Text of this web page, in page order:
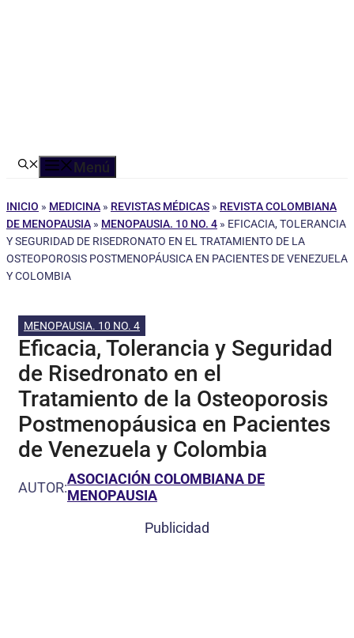
Menú
INICIO » MEDICINA » REVISTAS MÉDICAS » REVISTA COLOMBIANA
DE MENOPAUSIA » MENOPAUSIA. 10 NO. 4 » EFICACIA, TOLERANCIA
Y SEGURIDAD DE RISEDRONATO EN EL TRATAMIENTO DE LA
OSTEOPOROSIS POSTMENOPÁUSICA EN PACIENTES DE VENEZUELA
Y COLOMBIA
MENOPAUSIA. 10 NO. 4
Eficacia, Tolerancia y Seguridad
de Risedronato en el
Tratamiento de la Osteoporosis
Postmenopáusica en Pacientes
de Venezuela y Colombia
AUTOR:ASOCIACIÓN COLOMBIANA DE
MENOPAUSIA
Publicidad